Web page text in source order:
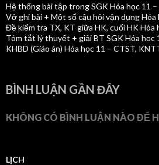
Hệ thống bài tập trong SGK Hóa học 11
Vở ghi bài + Một số câu hỏi vận dụng
Đề kiểm tra TX, KT giữa HK, cuối HK Hóa
Tóm tắt lý thuyết + giải BT SGK Hóa học
KHBD (Giáo án) Hóa học 11 – CTST,
BÌNH LUẬN GẦN ĐÂY
KHÔNG CÓ BÌNH LUẬN NÀO ĐỂ
LỊCH